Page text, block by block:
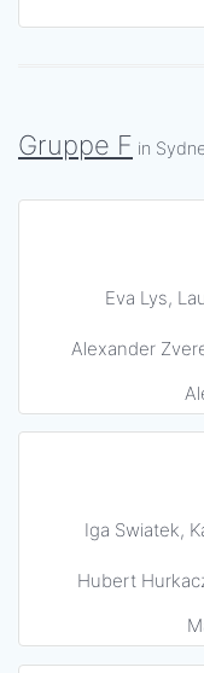
Gruppe F in
Eva Lys,
Alexander
Iga Swiatek,
Hubert